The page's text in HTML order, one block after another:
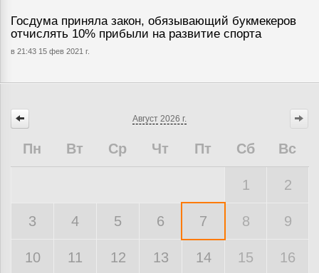
Госдума приняла закон, обязывающий букмекеров
отчислять 10% прибыли на развитие спорта
в 21:43 15 фев 2021 г.
Август 2026 г.
Пн Вт Ср Чт Пт Сб Вс
1 2
3 4 5 6 7 8 9
10 11 12 13 14 15 16